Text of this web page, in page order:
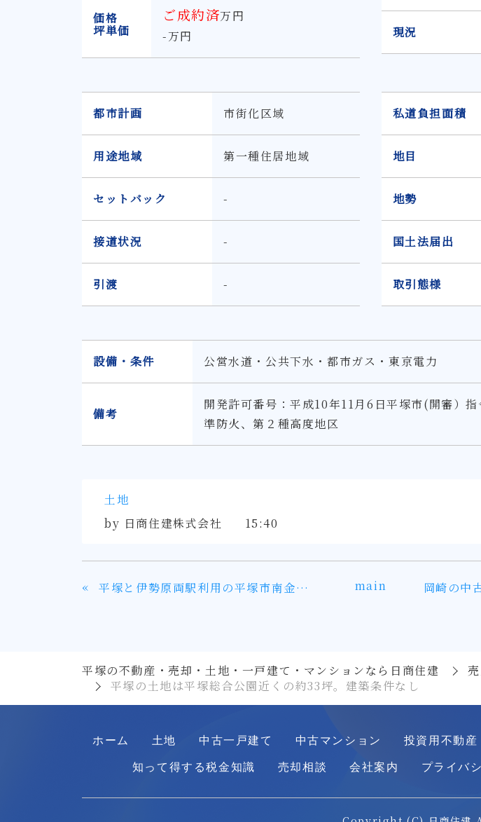
価格
坪単価
ご成約済万円
-万円
現況
都市計画 市街化区域
用途地域 第一種住居地域
セットバック -
接道状況 -
引渡 -
私道負担面積
地目
地勢
国土法届出
取引態様
設備・条件 公営水道・公共下水・都市ガス・東京電力
備考
開発許可番号：平成10年11月6日平塚市(開審）指
準防火、第２種高度地区
土地
by 日商住建株式会社 15:40
« 平塚と伊勢原両駅利用の平塚市南金目の南道路中古 main
平塚の不動産・売却・土地・一戸建て・マンションなら日商住建
平塚の土地は平塚総合公園近くの約33坪。建築条件なし
ホーム 土地 中古一戸建て 中古マンション 投資用不動産
知って得する税金知識
売却相談 会社案内 プライバ